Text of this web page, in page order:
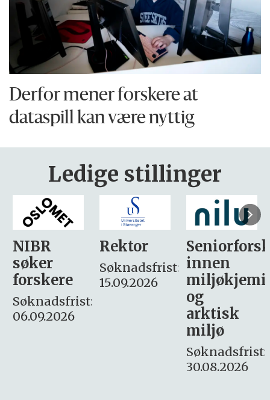
Derfor mener forskere at
dataspill kan være nyttig
Ledige stillinger
Rektor
Søknadsfrist:
15.09.2026
Seniorforsker
innen
miljøkjemi
søker
– fast
Søknadsfrist:
16. august.